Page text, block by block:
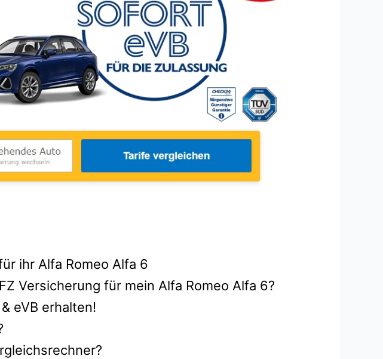
ihr Alfa Romeo Alfa 6
Versicherung für mein Alfa Romeo Alfa 6?
eVB erhalten!